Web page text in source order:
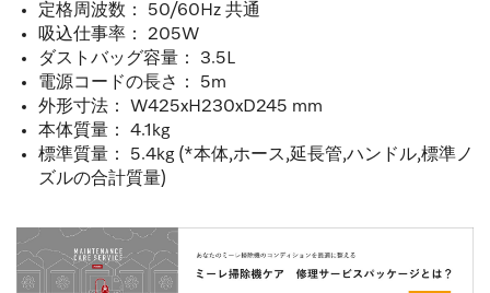
定格周波数： 50/60Hz 共通
吸込仕事率： 205W
ダストバッグ容量： 3.5L
電源コードの長さ： 5m
外形寸法： W425xH230xD245 mm
本体質量： 4.1kg
標準質量： 5.4kg (*本体,ホース,延長管,ハンドル,標準ノ
ズルの合計質量)